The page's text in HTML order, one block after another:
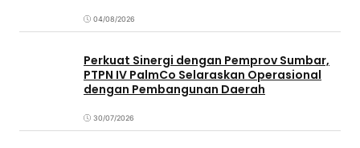
04/08/2026
Perkuat Sinergi dengan Pemprov Sumbar,
PTPN IV PalmCo Selaraskan Operasional
dengan Pembangunan Daerah
30/07/2026